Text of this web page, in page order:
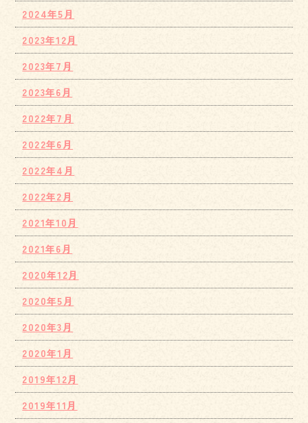
2024年5月
2023年12月
2023年7月
2023年6月
2022年7月
2022年6月
2022年4月
2022年2月
2021年10月
2021年6月
2020年12月
2020年5月
2020年3月
2020年1月
2019年12月
2019年11月